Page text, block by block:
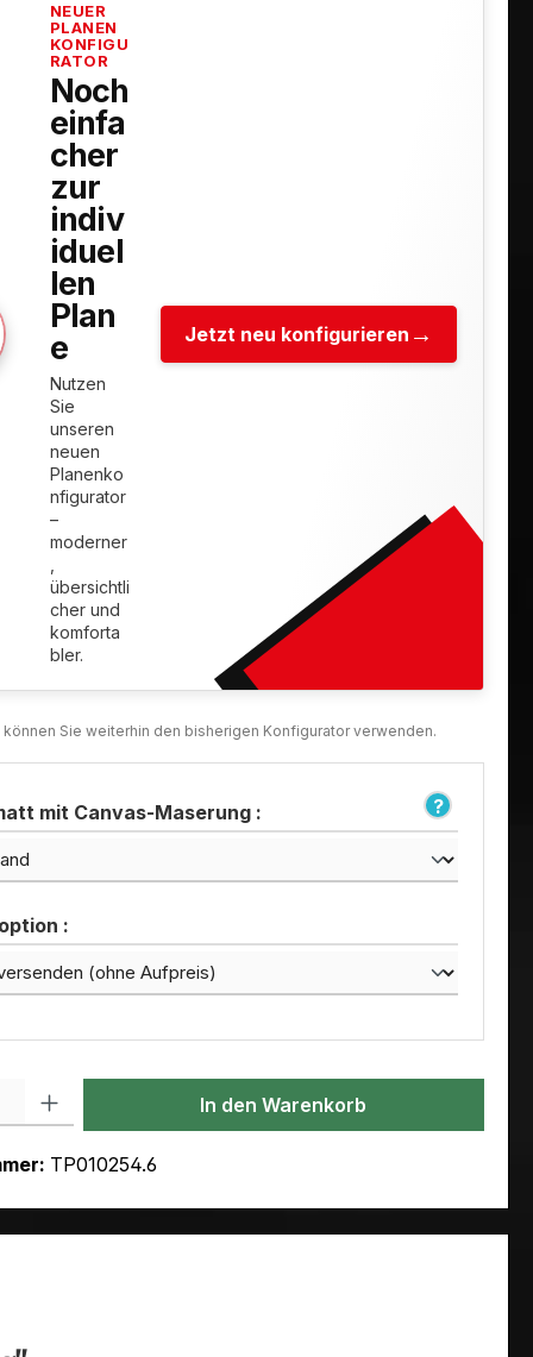
NEUER
PLANEN
KONFIGU
RATOR
Noch
einfa
cher
zur
indiv
iduel
len
Plan
e
Nutzen
Sie
unseren
neuen
Planenko
nfigurator
–
moderner
übersichtli
cher und
komforta
bler.
Jetzt neu konfigurieren
mit Canvas-Maserung :
:
Gib den gewünschten Wert ein oder benutze die Schaltflächen
In den Warenkorb
TP010254.6